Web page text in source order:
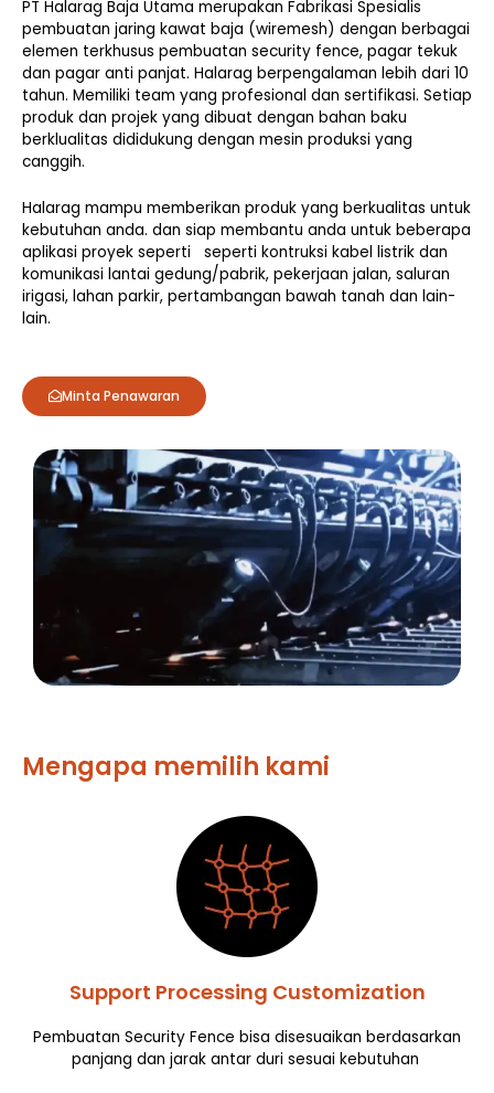
PT Halarag Baja Utama merupakan Fabrikasi Spesialis
pembuatan jaring kawat baja (wiremesh) dengan berbagai
elemen terkhusus pembuatan security fence, pagar tekuk
dan pagar anti panjat. Halarag berpengalaman lebih dari 10
tahun. Memiliki team yang profesional dan sertifikasi. Setiap
produk dan projek yang dibuat dengan bahan baku
berklualitas dididukung dengan mesin produksi yang
canggih.
Halarag mampu memberikan produk yang berkualitas untuk
kebutuhan anda. dan siap membantu anda untuk beberapa
aplikasi proyek seperti seperti kontruksi kabel listrik dan
komunikasi lantai gedung/pabrik, pekerjaan jalan, saluran
irigasi, lahan parkir, pertambangan bawah tanah dan lain-
lain.
Minta Penawaran
Mengapa memilih kami
Support Processing Customization
Pembuatan Security Fence bisa disesuaikan berdasarkan
panjang dan jarak antar duri sesuai kebutuhan